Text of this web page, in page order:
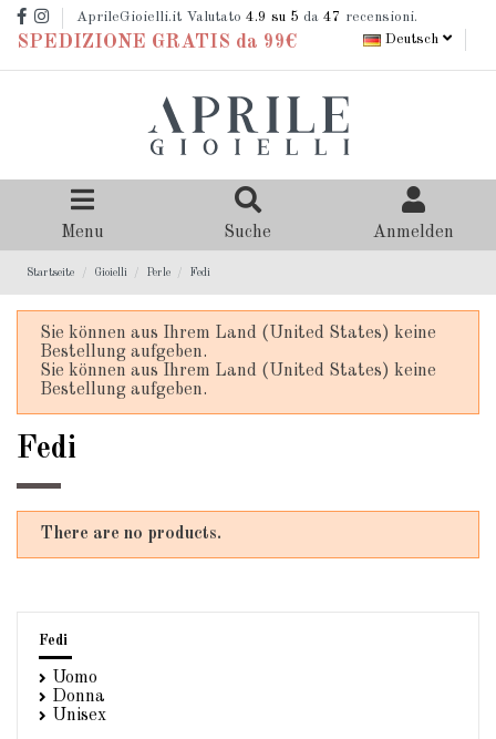
AprileGioielli.it Valutato 4.9 su 5 da 47 recensioni.
SPEDIZIONE GRATIS da 99€ Deutsch
Menu Suche Anmelden
Startseite Gioielli Perle Fedi
Sie können aus Ihrem Land (United States) keine
Bestellung aufgeben.
Sie können aus Ihrem Land (United States) keine
Bestellung aufgeben.
Fedi
There are no products.
Fedi
Uomo
Donna
Unisex